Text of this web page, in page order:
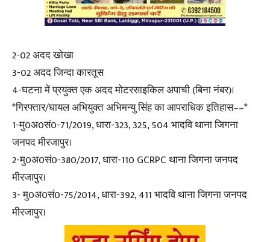
2-02 अदद खोखा
3-02 अदद जिन्दा कारतूस
4-घटना में प्रयुक्त एक अदद मोटरसाइकिल अपाची (बिना नंबर)।
*गिरफ्तार/घायल अभियुक्त अभिमन्यु सिंह का आपराधिक इतिहास––*
1-मु0अ0सं0-71/2019, धारा-323, 325, 504 भादवि थाना जिगना
जनपद मीरजापुर।
2-मु0अ0सं0-380/2017, धारा-110 GCRPC थाना जिगना जनपद
मीरजापुर।
3- मु0अ0सं0-75/2014, धारा-392, 411 भादवि थाना जिगना जनपद
मीरजापुर।